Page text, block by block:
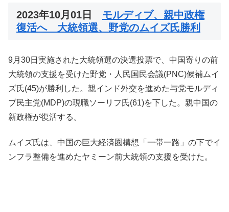
2023年10月01日 モルディブ、親中政権
復活へ 大統領選、野党のムイズ氏勝利
9月30日実施された大統領選の決選投票で、中国寄りの前
大統領の支援を受けた野党・人民国民会議(PNC)候補ムイ
ズ氏(45)が勝利した。親インド外交を進めた与党モルディ
ブ民主党(MDP)の現職ソーリフ氏(61)を下した。親中国の
新政権が復活する。
ムイズ氏は、中国の巨大経済圏構想「一帯一路」の下でイ
ンフラ整備を進めたヤミーン前大統領の支援を受けた。